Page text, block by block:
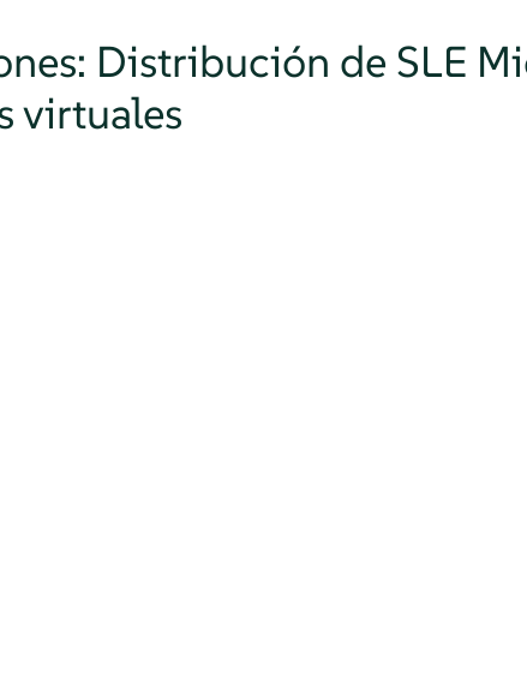
Distribución de SLE
virtuales